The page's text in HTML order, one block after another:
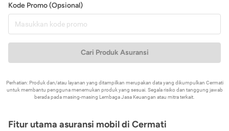
Kode Promo (Opsional)
Cari Produk Asuransi
Perhatian: Produk dan/atau layanan yang ditampilkan merupakan data yang dikumpulkan Cermati
untuk membantu pengguna menemukan produk yang sesuai. Segala risiko dan tanggung jawab
berada pada masing-masing Lembaga Jasa Keuangan atau mitra terkait.
Fitur utama asuransi mobil di Cermati